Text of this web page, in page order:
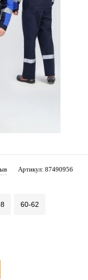
Артикул: 87490956
60-62